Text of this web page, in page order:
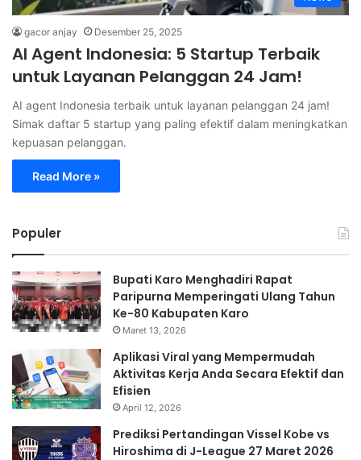
gacor anjay Desember 25, 2025
AI Agent Indonesia: 5 Startup Terbaik
untuk Layanan Pelanggan 24 Jam!
AI agent Indonesia terbaik untuk layanan pelanggan 24 jam!
Simak daftar 5 startup yang paling efektif dalam meningkatkan
kepuasan pelanggan.
Read More »
Populer
Bupati Karo Menghadiri Rapat
Paripurna Memperingati Ulang Tahun
Ke-80 Kabupaten Karo
Maret 13, 2026
Aplikasi Viral yang Mempermudah
Aktivitas Kerja Anda Secara Efektif dan
Efisien
April 12, 2026
Prediksi Pertandingan Vissel Kobe vs
Hiroshima di J-League 27 Maret 2026